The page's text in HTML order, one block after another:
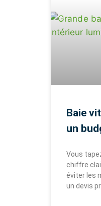
Baie
un
Vous
chiffre
éviter les
un devis